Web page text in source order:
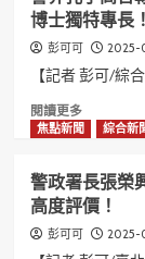
域
警
政」
實
踐
者！
安」
高
哲
翰
講
座
教
直
言
就
是
「跨
哲
翰
講
座
教
授
對
愛
無
價
——
比
博士獨特專長！
彭可可 2025-
【記者 彭可/綜
閱讀更多Read
more
警
界
孔
子
高
焦點新聞 綜合新
警政署長張榮
高度評價！
彭可可 2025-